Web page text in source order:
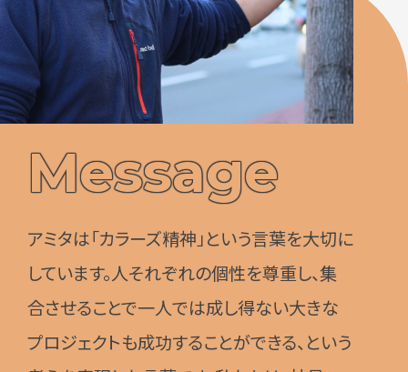
Message
アミタは「カラーズ精神」という言葉を大切に
しています。人それぞれの個性を尊重し、集
合させることで一人では成し得ない大きな
プロジェクトも成功することができる、という